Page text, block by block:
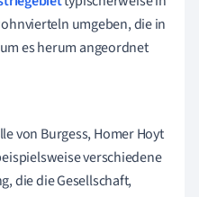
umgeben, die in
es herum angeordnet
von Burgess, Homer Hoyt
verschiedene
die die Gesellschaft,